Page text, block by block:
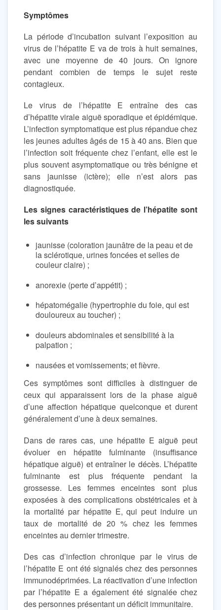
Symptômes
La période d’incubation suivant l’exposition au
virus de l’hépatite E va de trois à huit semaines,
avec une moyenne de 40 jours. On ignore
pendant combien de temps le sujet reste
contagieux.
Le virus de l’hépatite E entraîne des cas
d’hépatite virale aiguë sporadique et épidémique.
L’infection symptomatique est plus répandue chez
les jeunes adultes âgés de 15 à 40 ans. Bien que
l’infection soit fréquente chez l’enfant, elle est le
plus souvent asymptomatique ou très bénigne et
sans jaunisse (ictère); elle n’est alors pas
diagnostiquée.
Les signes caractéristiques de l’hépatite sont
les suivants
jaunisse (coloration jaunâtre de la peau et de
la sclérotique, urines foncées et selles de
couleur claire) ;
anorexie (perte d’appétit) ;
hépatomégalie (hypertrophie du foie, qui est
douloureux au toucher) ;
douleurs abdominales et sensibilité à la
palpation ;
nausées et vomissements; et fièvre.
Ces symptômes sont difficiles à distinguer de
ceux qui apparaissent lors de la phase aiguë
d’une affection hépatique quelconque et durent
généralement d’une à deux semaines.
Dans de rares cas, une hépatite E aiguë peut
évoluer en hépatite fulminante (insuffisance
hépatique aiguë) et entraîner le décès. L’hépatite
fulminante est plus fréquente pendant la
grossesse. Les femmes enceintes sont plus
exposées à des complications obstétricales et à
la mortalité par hépatite E, qui peut induire un
taux de mortalité de 20 % chez les femmes
enceintes au dernier trimestre.
Des cas d’infection chronique par le virus de
l’hépatite E ont été signalés chez des personnes
immunodéprimées. La réactivation d’une infection
par l’hépatite E a également été signalée chez
des personnes présentant un déficit immunitaire.